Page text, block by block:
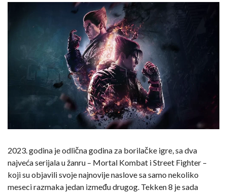
2023. godina je odlična godina za borilačke igre, sa dva
najveća serijala u žanru – Mortal Kombat i Street Fighter –
koji su objavili svoje najnovije naslove sa samo nekoliko
meseci razmaka jedan između drugog. Tekken 8 je sada